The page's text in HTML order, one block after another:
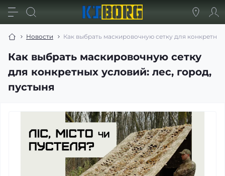
Новости Как выбрать маскировочную сетку для
Как выбрать маскировочную сетку
для конкретных условий: лес, город,
пустыня